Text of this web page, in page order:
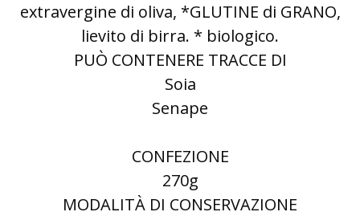
extravergine di oliva, *GLUTINE di GRANO,
lievito di birra. * biologico.
PUÒ CONTENERE TRACCE DI
Soia
Senape
CONFEZIONE
270g
MODALITÀ DI CONSERVAZIONE